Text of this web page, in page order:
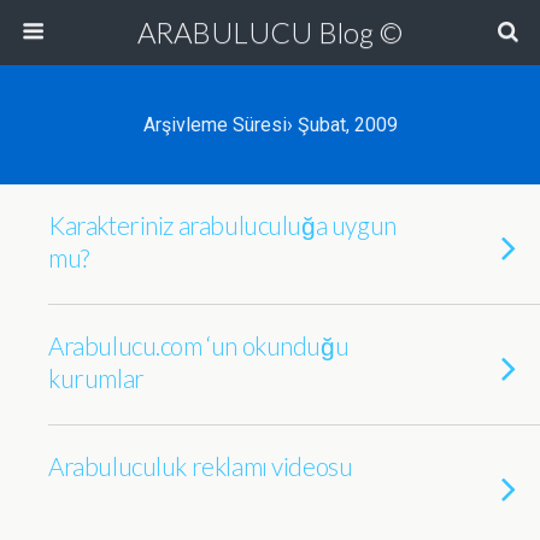
ARABULUCU Blog ©
Arşivleme Süresi› Şubat, 2009
Karakteriniz arabuluculuğa uygun
mu?
Arabulucu.com ‘un okunduğu
kurumlar
Arabuluculuk reklamı videosu